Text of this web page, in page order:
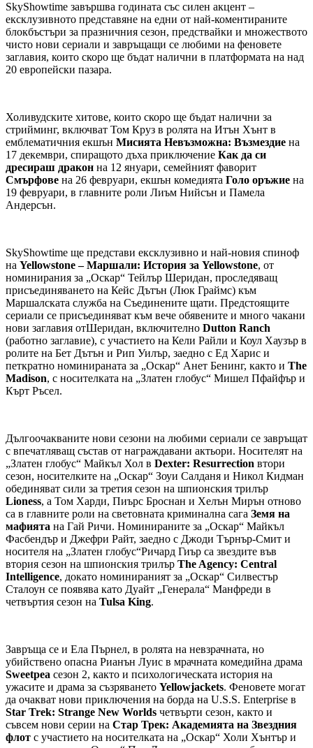
SkyShowtime завършва годината със силен акцент –
ексклузивното представяне на едни от най-коментираните
блокбъстъри за празничния сезон, предствайки и множеството
чисто нови сериали и завръщащи се любими на феновете
заглавия, които скоро ще бъдат налични в платформата на над
20 европейски пазара.
Холивудските хитове, които скоро ще бъдат налични за
стрийминг, включват Том Круз в ролята на Итън Хънт в
емблематичния екшън Мисията Невъзможна: Възмездие на
17 декември, спиращото дъха приключение Как да си
дресираш дракон на 12 януари, семейният фаворит
Смърфове на 26 февруари, екшън комедията Голо оръжие на
19 февруари, в главните роли Лиъм Нийсън и Памела
Андерсън.
SkyShowtime ще представи ексклузивно и най-новия спиноф
на Yellowstone – Маршали: История за Yellowstone, от
номинирания за „Оскар“ Тейлър Шеридан, проследяващ
присъединяването на Кейс Дътън (Люк Граймс) към
Маршалската служба на Съединените щати. Предстоящите
сериали се присъединяват към вече обявените и много чакани
нови заглавия отШеридан, включително Dutton Ranch
(работно заглавие), с участието на Кели Райли и Коул Хаузър в
ролите на Бет Дътън и Рип Уилър, заедно с Ед Харис и
петкратно номинираната за „Оскар“ Анет Бенинг, както и The
Madison, с носителката на „Златен глобус“ Мишел Пфайфър и
Кърт Ръсел.
Дългоочакваните нови сезони на любими сериали се завръщат
с впечатляващ състав от награждавани актьори. Носителят на
„Златен глобус“ Майкъл Хол в Dexter: Resurrection втори
сезон, носителките на „Оскар“ Зоуи Салданя и Никол Кидман
обединяват сили за третия сезон на шпионския трилър
Lioness, а Том Харди, Пиърс Броснан и Хелън Мирън отново
са в главните роли на световната криминална сага Земя на
мафията на Гай Ричи. Номинираните за „Оскар“ Майкъл
Фасбендър и Джефри Райт, заедно с Джоди Търнър-Смит и
носителя на „Златен глобус“Ричард Гиър са звездите във
втория сезон на шпионския трилър The Agency: Central
Intelligence, докато номинираният за „Оскар“ Силвестър
Сталоун се появява като Дуайт „Генерала“ Манфреди в
четвъртия сезон на Tulsa King.
Завръща се и Ела Пърнел, в ролята на невзрачната, но
убийствено опасна Рианън Луис в мрачната комедийна драма
Sweetpea сезон 2, както и психологическата история на
ужасите и драма за съзряването Yellowjackets. Феновете могат
да очакват нови приключения на борда на U.S.S. Enterprise в
Star Trek: Strange New Worlds четвърти сезон, както и
съвсем нови серии на Стар Трек: Академията на Звездния
флот с участието на носителката на „Оскар“ Холи Хънтър и